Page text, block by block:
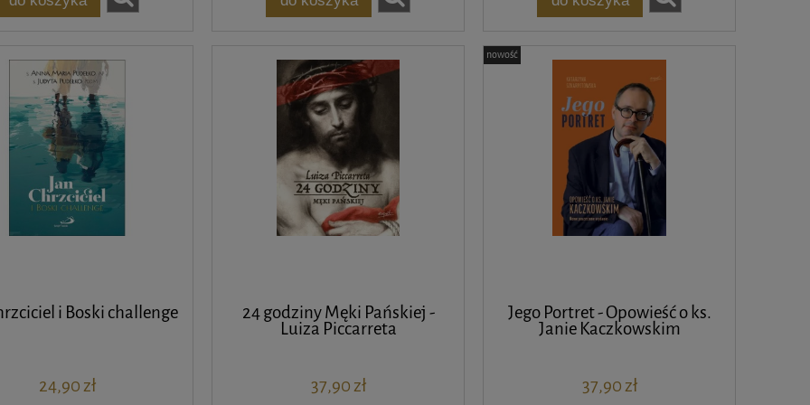
i Boski challenge
24,90 zł
24 godziny Męki Pańskiej -
Luiza Piccarreta
37,90 zł
Jego Portret - Opowieść o ks.
Janie Kaczkowskim
37,90 zł
nowość